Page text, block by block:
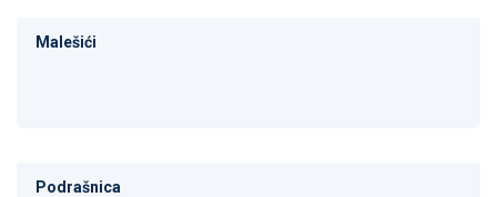
Malešići
Podrašnica